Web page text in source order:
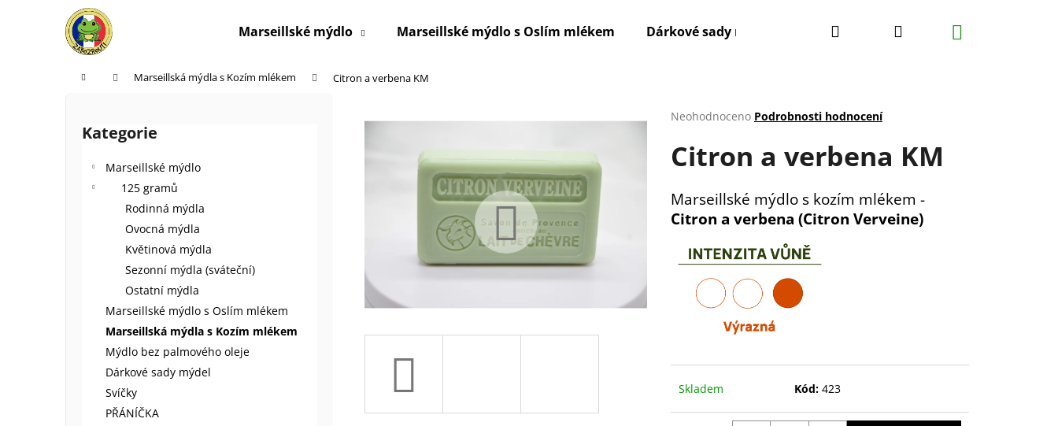
Marseillské mýdlo Marseillské mýdlo s Oslím mlékem Dárkové sady mýdel Co vás může zajímat
Hledat Přihlášení
Domů Marseillská mýdla s Kozím mlékem Citron a verbena KM
Přeskočit
kategorie
Kategorie
Marseillské mýdlo
125 gramů
Rodinná mýdla
Ovocná mýdla
Květinová mýdla
Sezonní mýdla (sváteční)
Ostatní mýdla
Marseillské mýdlo s Oslím mlékem
Marseillská mýdla s Kozím mlékem
Mýdlo bez palmového oleje
Dárkové sady mýdel
Svíčky
PŘÁNÍČKA
Průměrné
produktu
je
z
5
hvězdiček.
Neohodnoceno Podrobnosti hodnocení
Citron a verbena KM
Marseillské mýdlo s kozím mlékem -
Citron a verbena (Citron Verveine)
Skladem Kód: 423
Zpět
Zpět
Co potřebujete najít?
Doporučujeme